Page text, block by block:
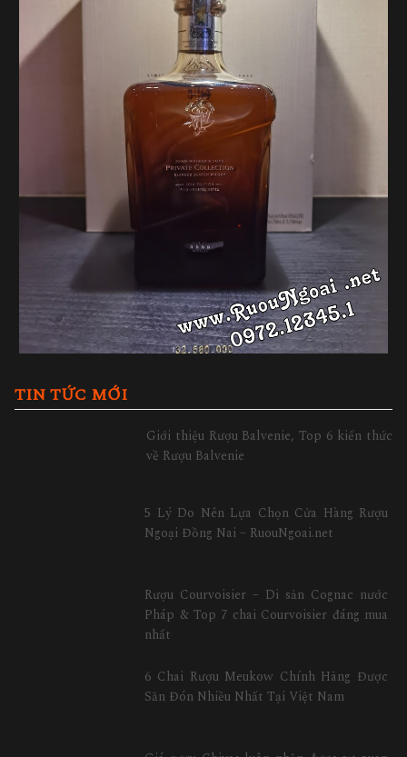
TIN TỨC MỚI
Giới thiệu Rượu Balvenie, Top 6 kiến thức
về Rượu Balvenie
5 Lý Do Nên Lựa Chọn Cửa Hàng Rượu
Ngoại Đồng Nai – RuouNgoai.net
Rượu Courvoisier – Di sản Cognac nước
Pháp & Top 7 chai Courvoisier đáng mua
nhất
6 Chai Rượu Meukow Chính Hãng Được
Săn Đón Nhiều Nhất Tại Việt Nam